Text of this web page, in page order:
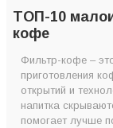
ТОП-10
кофе
Фильтр-кофе –
приготовления
открытий и
напитка
помогает лучше